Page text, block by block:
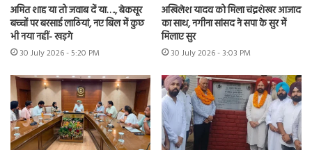
अमित शाह या तो जवाब दें या…., बेकसूर
बच्चों पर बरसाई लाठियां, नए बिल में कुछ
भी नया नहीं- खड़गे
30 July 2026 - 5:20 PM
अखिलेश यादव को मिला चंद्रशेखर आजाद
का साथ, नगीना सांसद ने सपा के सुर में
मिलाए सुर
30 July 2026 - 3:03 PM